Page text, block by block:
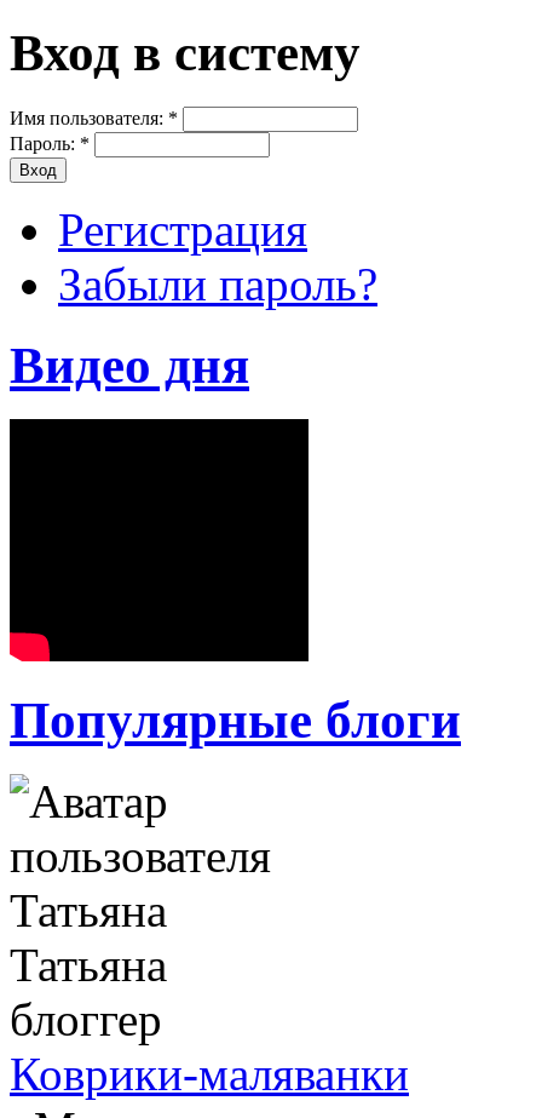
Вход в систему
Имя пользователя: *
Пароль: *
Регистрация
Забыли пароль?
Видео дня
Популярные блоги
Татьяна
блоггер
Коврики-маляванки